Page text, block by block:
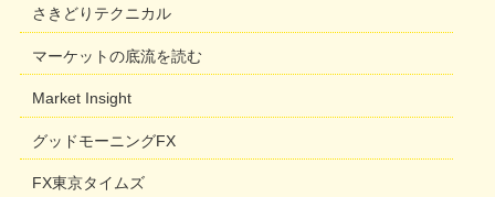
さきどりテクニカル
マーケットの底流を読む
Market Insight
グッドモーニングFX
FX東京タイムズ